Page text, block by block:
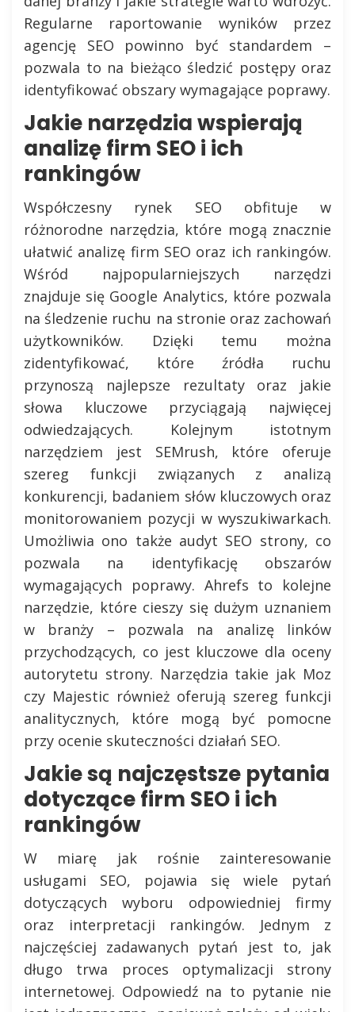
Regularne raportowanie wyników przez
agencję SEO powinno być standardem –
pozwala to na bieżąco śledzić postępy oraz
identyfikować obszary wymagające poprawy.
Jakie narzędzia wspierają
analizę firm SEO i ich
rankingów
Współczesny rynek SEO obfituje w
różnorodne narzędzia, które mogą znacznie
ułatwić analizę firm SEO oraz ich rankingów.
Wśród najpopularniejszych narzędzi
znajduje się Google Analytics, które pozwala
na śledzenie ruchu na stronie oraz zachowań
użytkowników. Dzięki temu można
zidentyfikować, które źródła ruchu
przynoszą najlepsze rezultaty oraz jakie
słowa kluczowe przyciągają najwięcej
odwiedzających. Kolejnym istotnym
narzędziem jest SEMrush, które oferuje
szereg funkcji związanych z analizą
konkurencji, badaniem słów kluczowych oraz
monitorowaniem pozycji w wyszukiwarkach.
Umożliwia ono także audyt SEO strony, co
pozwala na identyfikację obszarów
wymagających poprawy. Ahrefs to kolejne
narzędzie, które cieszy się dużym uznaniem
w branży – pozwala na analizę linków
przychodzących, co jest kluczowe dla oceny
autorytetu strony. Narzędzia takie jak Moz
czy Majestic również oferują szereg funkcji
analitycznych, które mogą być pomocne
przy ocenie skuteczności działań SEO.
Jakie są najczęstsze pytania
dotyczące firm SEO i ich
rankingów
W miarę jak rośnie zainteresowanie
usługami SEO, pojawia się wiele pytań
dotyczących wyboru odpowiedniej firmy
oraz interpretacji rankingów. Jednym z
najczęściej zadawanych pytań jest to, jak
długo trwa proces optymalizacji strony
internetowej. Odpowiedź na to pytanie nie